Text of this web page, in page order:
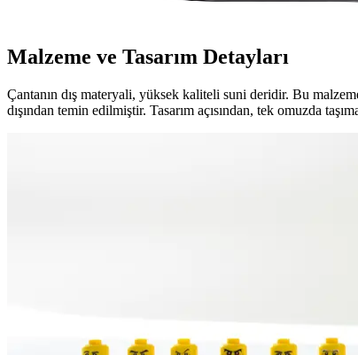
Fabrika evrak çantası, dayanıklılığı ve şık tasarımıyla iş
Malzeme ve Tasarım Detayları
Çantanın dış materyali, yüksek kaliteli suni deridir. Bu
dışından temin edilmiştir. Tasarım açısından, tek omuzda